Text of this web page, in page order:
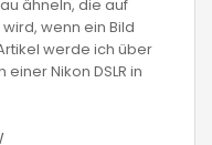
ähneln, die auf
wenn ein Bild
werde ich über
Nikon DSLR in